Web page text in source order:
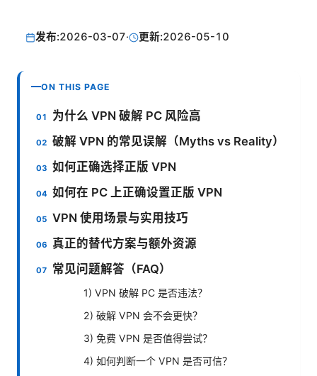
发布:2026-03-07· 更新:2026-05-10
ON THIS PAGE
为什么 VPN 破解 PC 风险高
破解 VPN 的常见误解（Myths vs Reality）
如何正确选择正版 VPN
如何在 PC 上正确设置正版 VPN
VPN 使用场景与实用技巧
真正的替代方案与额外资源
常见问题解答（FAQ）
1) VPN 破解 PC 是否违法？
2) 破解 VPN 会不会更快？
3) 免费 VPN 是否值得尝试？
4) 如何判断一个 VPN 是否可信？